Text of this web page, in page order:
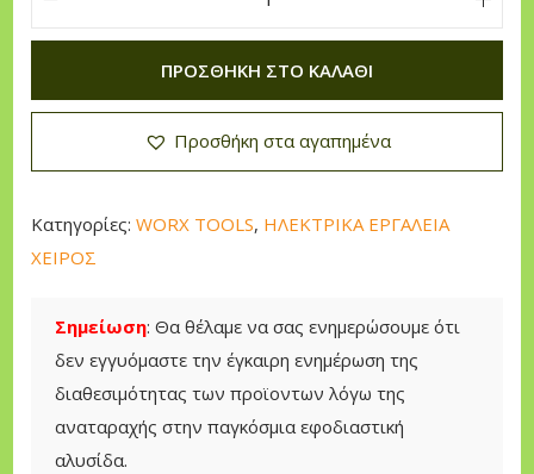
:
9
0
0
€
.
ν
α
ι
:
9
0
€
.
Σημείωση: Θα θέλαμε να σας ενημερώσουμε ότι
δεν εγγυόμαστε την έγκαιρη ενημέρωση της
διαθεσιμότητας των προϊοντων λόγω της
αναταραχής στην παγκόσμια εφοδιαστική
αλυσίδα.
W
o
r
x
Ψ
κ
ΠΡΟΣΘΉΚΗ ΣΤΟ ΚΑΛΆΘΙ
Προσθήκη στα αγαπημένα
Κατηγορίες:WORX TOOLS, ΗΛΕΚΤΡΙΚΑ ΕΡΓΑΛΕΙΑ
ΧΕΙΡΟΣ